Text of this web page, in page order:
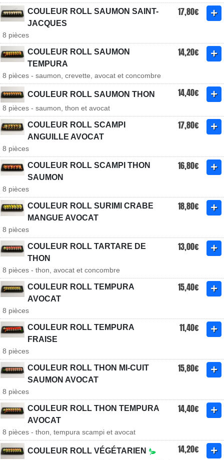
COULEUR ROLL SAUMON SAINT-
JACQUES
17,80€
8 pièces
COULEUR ROLL SAUMON
TEMPURA
14,20€
8 pièces - saumon, crevette, avocat et concombre
COULEUR ROLL SAUMON THON 14,40€
8 pièces - saumon, thon et avocat
COULEUR ROLL SCAMPI
ANGUILLE AVOCAT
17,80€
8 pièces
COULEUR ROLL SCAMPI THON
SAUMON
16,80€
8 pièces
COULEUR ROLL SURIMI CRABE
MANGUE AVOCAT
18,80€
8 pièces
COULEUR ROLL TARTARE DE
THON
13,00€
8 pièces - thon, avocat et concombre
COULEUR ROLL TEMPURA
AVOCAT
15,40€
8 pièces
COULEUR ROLL TEMPURA
FRAISE
11,40€
8 pièces
COULEUR ROLL THON MI-CUIT
SAUMON AVOCAT
15,80€
8 pièces
COULEUR ROLL THON TEMPURA
AVOCAT
14,40€
8 pièces - thon, tempura scampi et avocat
COULEUR ROLL VÉGÉTARIEN 14,20€